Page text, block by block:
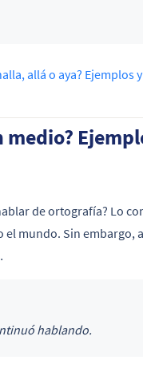
allá o aya? Ejemplos
medio?
de ortografía? Lo
mundo. Sin embargo,
hablando.